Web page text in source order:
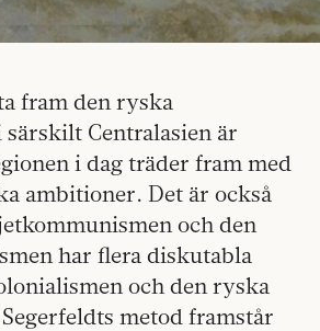
fram den ryska
Centralasien är
i dag träder fram med
ambitioner. Det är också
och den
har flera diskutabla
och den ryska
metod framstår